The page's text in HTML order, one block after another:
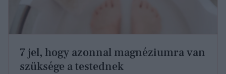
7 jel, hogy azonnal magnéziumra van
szüksége a testednek